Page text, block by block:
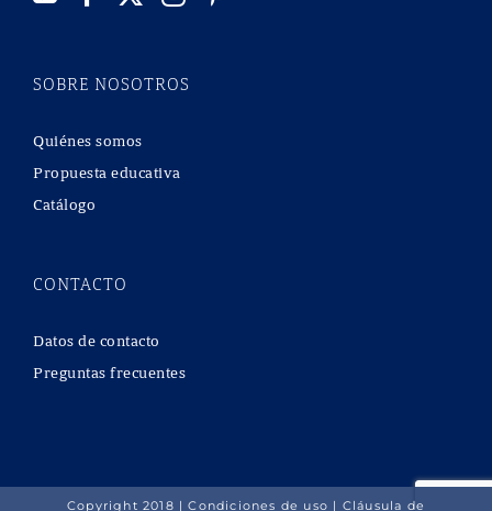
SOBRE NOSOTROS
Quiénes somos
Propuesta educativa
Catálogo
CONTACTO
Datos de contacto
Preguntas frecuentes
Copyright 2018 |Condiciones de uso | Cláusula de